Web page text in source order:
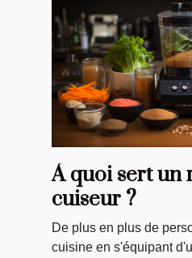
À quoi sert un
cuiseur ?
De plus en plus de
cuisine en s'équipant